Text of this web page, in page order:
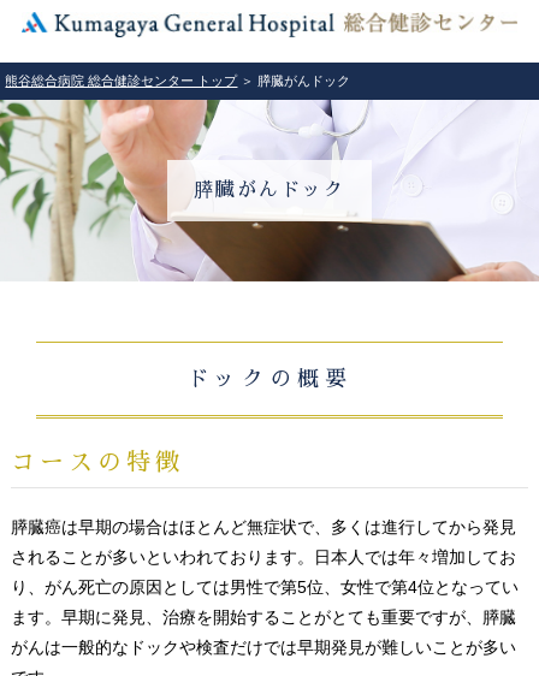
熊谷総合病院 総合健診センター トップ＞ 膵臓がんドック
膵臓がんドック
ドックの概要
コースの特徴
膵臓癌は早期の場合はほとんど無症状で、多くは進行してから発見
されることが多いといわれております。日本人では年々増加してお
り、がん死亡の原因としては男性で第5位、女性で第4位となってい
ます。早期に発見、治療を開始することがとても重要ですが、膵臓
がんは一般的なドックや検査だけでは早期発見が難しいことが多い